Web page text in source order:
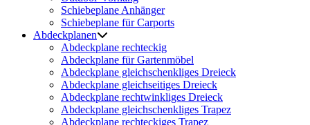
Schiebeplane Anhänger
Schiebeplane für Carports
Abdeckplanen
Abdeckplane rechteckig
Abdeckplane für Gartenmöbel
Abdeckplane gleichschenkliges Dreieck
Abdeckplane gleichseitiges Dreieck
Abdeckplane rechtwinkliges Dreieck
Abdeckplane gleichschenkliges Trapez
Abdeckplane rechteckiges Trapez